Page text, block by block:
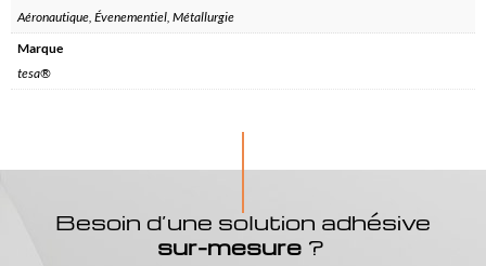
Aéronautique, Évenementiel, Métallurgie
Marque
tesa®
Besoin d’une solution adhésive
sur-mesure?